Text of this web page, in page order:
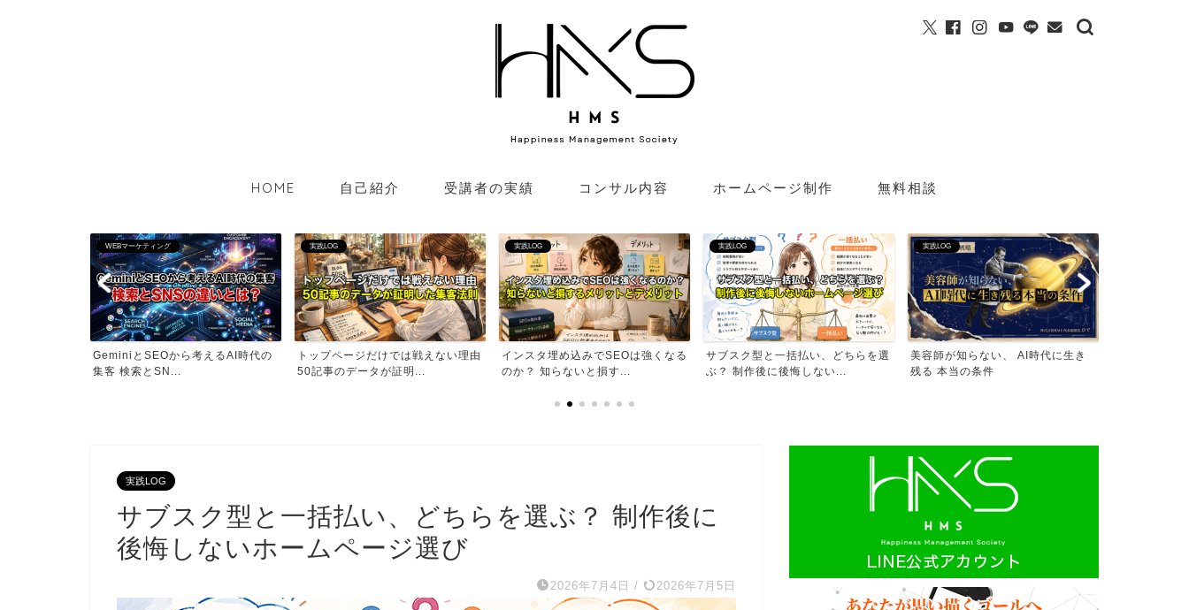
HOME 自己紹介 受講者の実績 コンサル内容 ホームページ制作 無料相談
実践LOG
トップページだけでは戦えない理由
50記事のデータが証明...
実践LOG
インスタ埋め込みでSEOは強くなる
のか？ 知らないと損す...
実践LOG
サブスク型と一括払い、どちらを選
ぶ？ 制作後に後悔しない...
実践LOG
美容師が知らない、 AI時代に生き
残る 本当の条件
集客リピート戦略
美容室のLTVを最大化する方法
実践LOG
サブスク型と一括払い、どちらを選ぶ？ 制作後に
後悔しないホームページ選び
2026年7月4日 / 2026年7月5日